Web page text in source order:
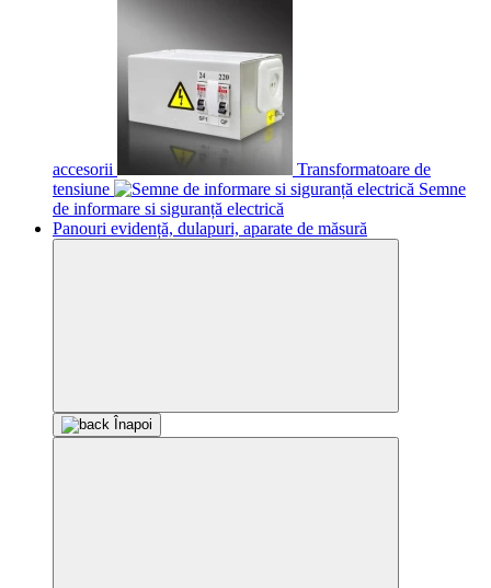
accesorii
Transformatoare de
tensiune
Semne
de informare si siguranță electrică
Panouri evidență, dulapuri, aparate de măsură
Înapoi